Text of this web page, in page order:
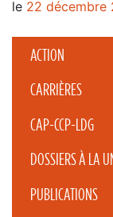
ACTION
CARRIÈRES
CAP-CCP-LDG
DOSSIERS À LA
PUBLICATIONS
le 22 décembre